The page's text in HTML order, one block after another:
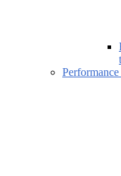
Performance